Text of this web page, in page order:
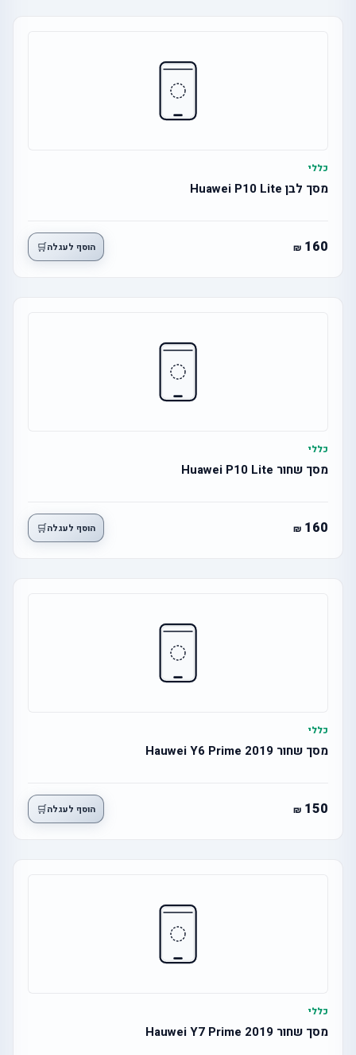
כללי
מסך לבן Huawei P10 Lite
160 הוסף לעגלה🛒
כללי
מסך שחור Huawei P10 Lite
160 הוסף לעגלה🛒
כללי
מסך שחור Hauwei Y6 Prime 2019
150 הוסף לעגלה🛒
כללי
מסך שחור Hauwei Y7 Prime 2019